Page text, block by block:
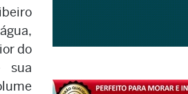
do
sua